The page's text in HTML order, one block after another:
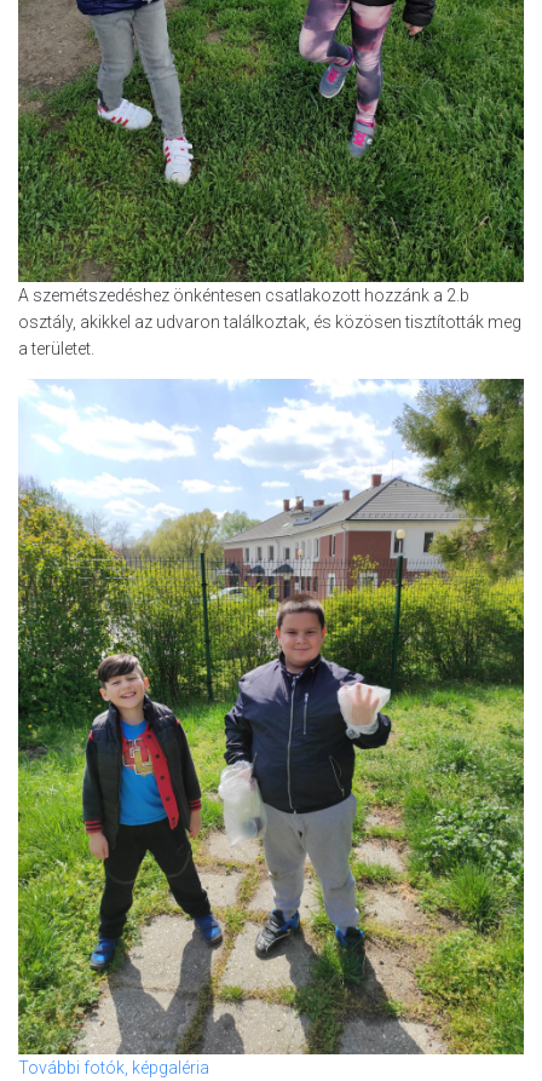
A szemétszedéshez önkéntesen csatlakozott hozzánk a 2.b
osztály, akikkel az udvaron találkoztak, és közösen tisztították meg
a területet.
További fotók, képgaléria